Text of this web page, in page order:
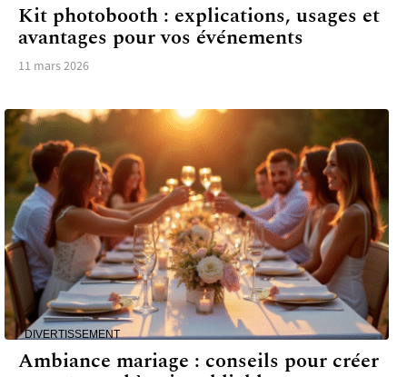
Kit photobooth : explications, usages et
avantages pour vos événements
11 mars 2026
DIVERTISSEMENT
Ambiance mariage : conseils pour créer